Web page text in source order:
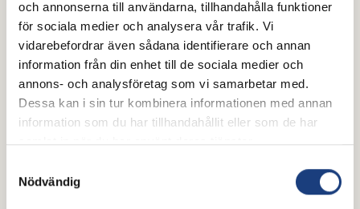
och annonserna till användarna, tillhandahålla funktioner
för sociala medier och analysera vår trafik. Vi
vidarebefordrar även sådana identifierare och annan
information från din enhet till de sociala medier och
annons- och analysföretag som vi samarbetar med.
Dessa kan i sin tur kombinera informationen med annan
information som du har tillhandahållit eller som de har
samlat in när du har använt deras tjänster.
Nödvändig
16 juni 2026
ATG har tagit fram en valkompass
inför valet 2026